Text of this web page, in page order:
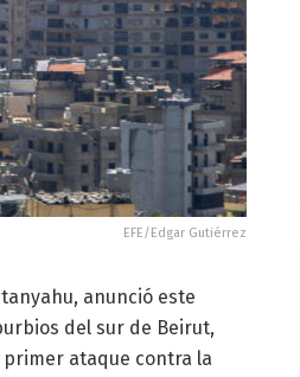
EFE/Edgar Gutiérrez
anunció este
del sur de Beirut,
ataque contra la